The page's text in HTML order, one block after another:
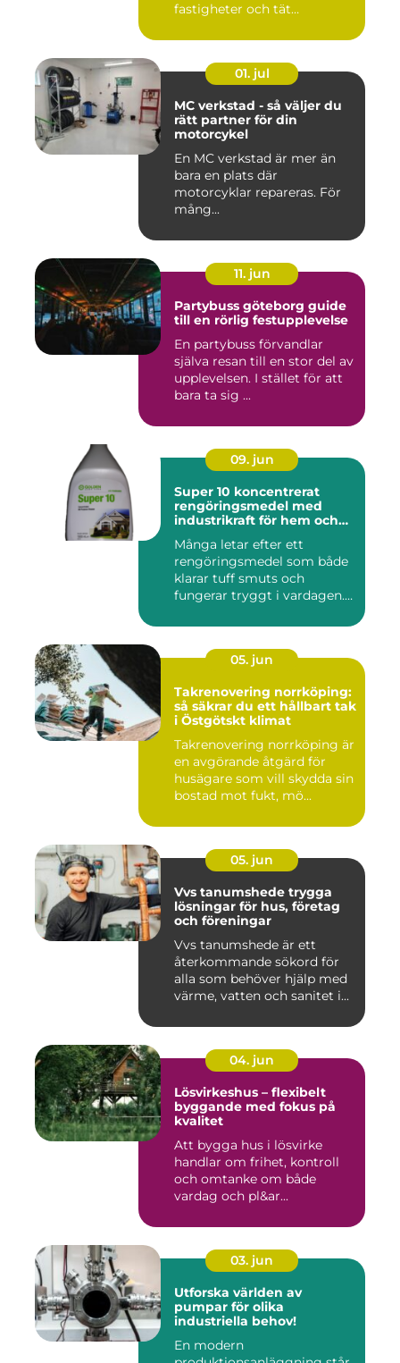
fastigheter och tät
01. jul
MC verkstad - så väljer du
rätt partner för din
motorcykel
En MC verkstad är mer än
bara en plats där
motorcyklar repareras. För
mång...
11. jun
Partybuss göteborg guide
till en rörlig festupplevelse
En partybuss förvandlar
själva resan till en stor del av
upplevelsen. I stället för att
bara ta sig ...
09. jun
Super 10 koncentrerat
rengöringsmedel med
industrikraft för hem och
Många letar efter ett
rengöringsmedel som både
klarar tuff smuts och
fungerar tryggt i vardagen.
05. jun
Takrenovering norrköping:
så säkrar du ett hållbart tak
i Östgötskt klimat
Takrenovering norrköping är
en avgörande åtgärd för
husägare som vill skydda sin
bostad mot fukt, mö...
05. jun
Vvs tanumshede trygga
lösningar för hus, företag
och föreningar
Vvs tanumshede är ett
återkommande sökord för
alla som behöver hjälp med
värme, vatten och sanitet i...
04. jun
Lösvirkeshus – flexibelt
byggande med fokus på
kvalitet
Att bygga hus i lösvirke
handlar om frihet, kontroll
och omtanke om både
vardag och pl&ar...
03. jun
Utforska världen av
pumpar för olika
industriella behov!
En modern